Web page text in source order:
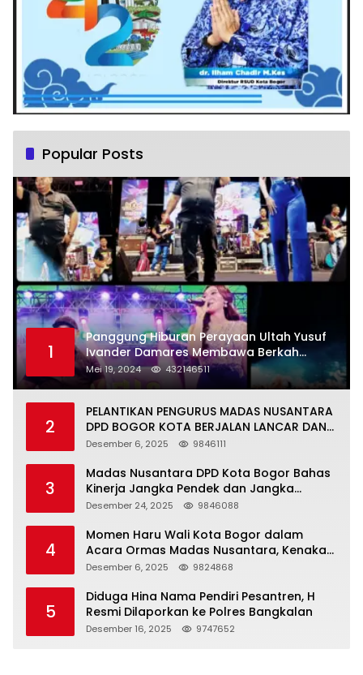
Popular Posts
1
Panggung Hiburan Perayaan Ultah Yusuf
Ivander Damares Membawa Berkah
Warga Kejapanan
Mei 19, 2024 432146511
2
PELANTIKAN PENGURUS MADAS NUSANTARA
DPD BOGOR KOTA BERJALAN LANCAR DAN
KHIDMAT
Desember 6, 2025 9846111
3
Madas Nusantara DPD Kota Bogor Bahas
Kinerja Jangka Pendek dan Jangka
Panjang
Desember 24, 2025 9846088
4
Momen Haru Wali Kota Bogor dalam
Acara Ormas Madas Nusantara, Kenakan
Peci Hitam Tinggi sebagai Simbol
Desember 6, 2025 9824868
5
Diduga Hina Nama Pendiri Pesantren, H
Resmi Dilaporkan ke Polres Bangkalan
Desember 16, 2025 9747652